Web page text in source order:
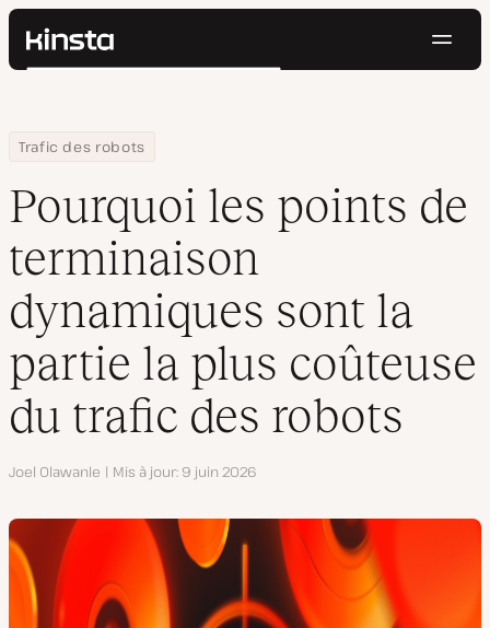
Kinsta®
Prix
Contact
Rechercher
Home
Centre de ressources
Blog
Trafic des robots
Pourquoi les points de terminaison dynamiques sont la partie
Pourquoi les points de
terminaison
dynamiques sont la
partie la plus coûteuse
du trafic des robots
Auteur
Joel Olawanle Mis à jour 9 juin 2026